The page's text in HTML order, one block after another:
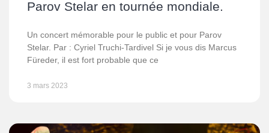
Parov Stelar en tournée mondiale.
Un concert mémorable pour le public et pour Parov
Stelar. Par : Cyriel Truchi-Tardivel Si je vous dis Marcus
Füreder, il est fort probable que ce
3 mars 2023